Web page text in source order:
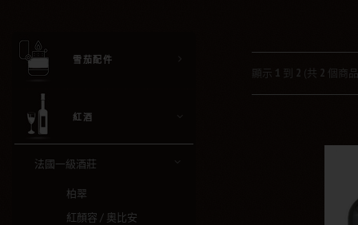
雪茄配件
紅酒
法國一級酒莊
柏翠
紅顏容 / 奧比安
顯示 1 到 2 (共 2 個商